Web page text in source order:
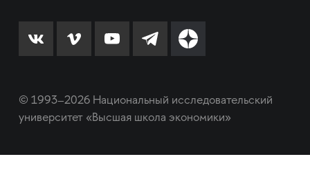
© 1993–2026 Национальный исследовательский
университет «Высшая школа экономики»